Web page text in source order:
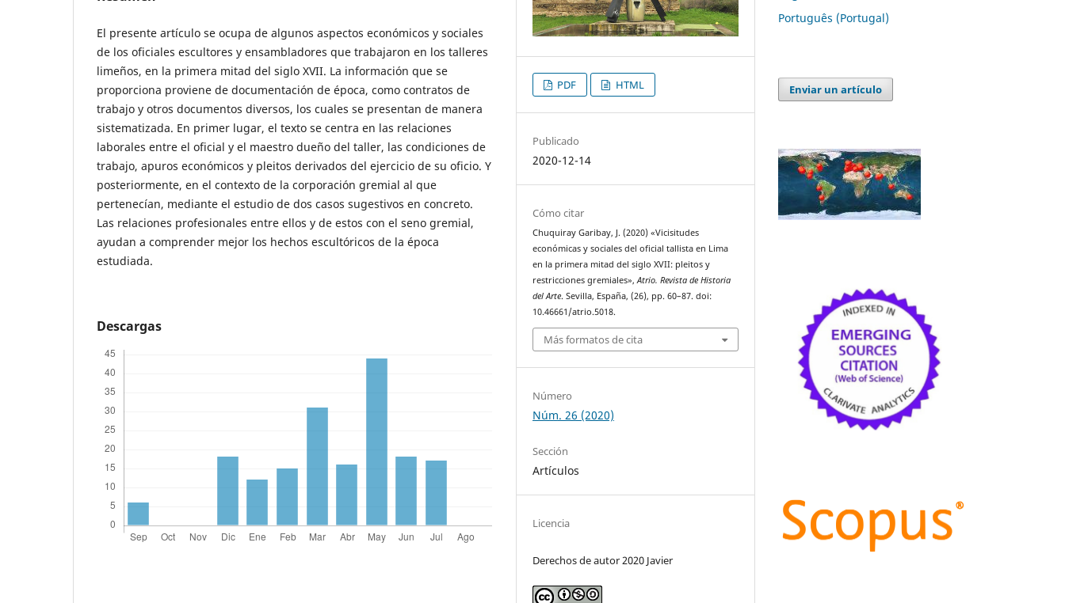
El presente artículo se ocupa de algunos aspectos económicos y sociales
de los oficiales escultores y ensambladores que trabajaron en los talleres
limeños, en la primera mitad del siglo XVII. La información que se
proporciona proviene de documentación de época, como contratos de
trabajo y otros documentos diversos, los cuales se presentan de manera
sistematizada. En primer lugar, el texto se centra en las relaciones
laborales entre el oficial y el maestro dueño del taller, las condiciones de
trabajo, apuros económicos y pleitos derivados del ejercicio de su oficio. Y
posteriormente, en el contexto de la corporación gremial al que
pertenecían, mediante el estudio de dos casos sugestivos en concreto.
Las relaciones profesionales entre ellos y de estos con el seno gremial,
ayudan a comprender mejor los hechos escultóricos de la época
estudiada.
Descargas
PDF HTML
Publicado
2020-12-14
Cómo citar
Chuquiray Garibay, J. (2020) «Vicisitudes
económicas y sociales del oficial tallista en Lima
en la primera mitad del siglo XVII: pleitos y
restricciones gremiales»,Atrio. Revista de Historia
del Arte. Sevilla, España, (26), pp. 60–87. doi:
10.46661/atrio.5018.
Más formatos de cita
Número
Núm. 26 (2020)
Sección
Artículos
Licencia
Derechos de autor 2020 Javier
Português (Portugal)
Enviar un artículo